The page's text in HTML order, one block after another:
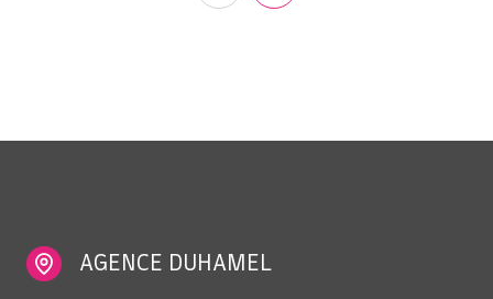
AGENCE DUHAMEL